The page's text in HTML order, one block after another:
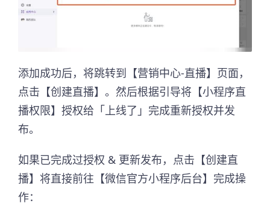
添加成功后，将跳转到【营销中心-直播】页面，
点击【创建直播】。然后根据引导将【小程序直
播权限】授权给「上线了」完成重新授权并发
布。
如果已完成过授权 & 更新发布，点击【创建直
播】将直接前往【微信官方小程序后台】完成操
作：